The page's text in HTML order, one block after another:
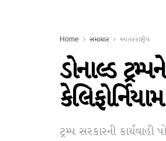
Home સમાચાર આંતરરાષ્ટ્રીય
ડોનાલ્ડ
ટ્રમ્પ સરકારની